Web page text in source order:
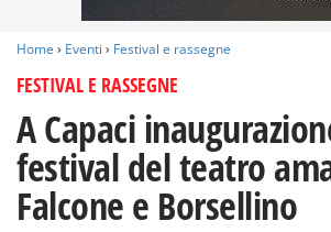
Home › Eventi › Festival e rassegne
FESTIVAL E RASSEGNE
A Capaci
festival del teatro
Falcone e Borsellino